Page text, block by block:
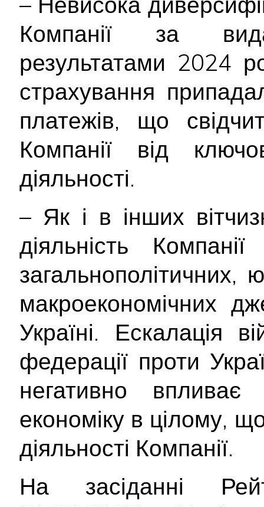
Компанії за
результатами 2024
страхування
платежів, що
Компанії від
діяльності.
– Як і в інших
діяльність
загальнополітичних,
макроекономічних
Україні. Ескалація
федерації проти
негативно
економіку в цілому,
діяльності Компанії.
На засіданні